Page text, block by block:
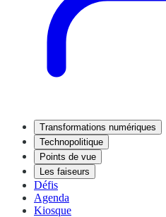
Transformations numériques
Technopolitique
Points de vue
Les faiseurs
Défis
Agenda
Kiosque